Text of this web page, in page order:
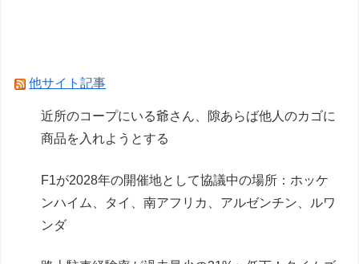
いよね？
Powered by livedoor 相互RSS
他サイト記事
近所のコープにいる爺さん、隙あらば他人のカゴに
商品を入れようとする
F1が2028年の開催地として協議中の場所：ホッケ
ンハイム、タイ、南アフリカ、アルゼンチン、ルワ
ンダ